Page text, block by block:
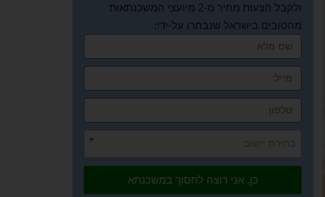
ולקבל הצעות מחיר מ-2 מיועצי המשכנתאות
מהטובים בישראל שנבחרו על-ידי:
כן, אני רוצה לחסוך במשכנתא